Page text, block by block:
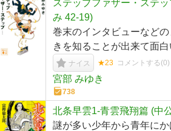
ステップファザー・ステ
み 42-19)
巻末のインタビューなど
きを知ることが出来て面白
ナイス ★23 コメントする(0)
宮部 みゆき
738
北条早雲1-青雲飛翔篇 (中
謎が多い少年から青年に